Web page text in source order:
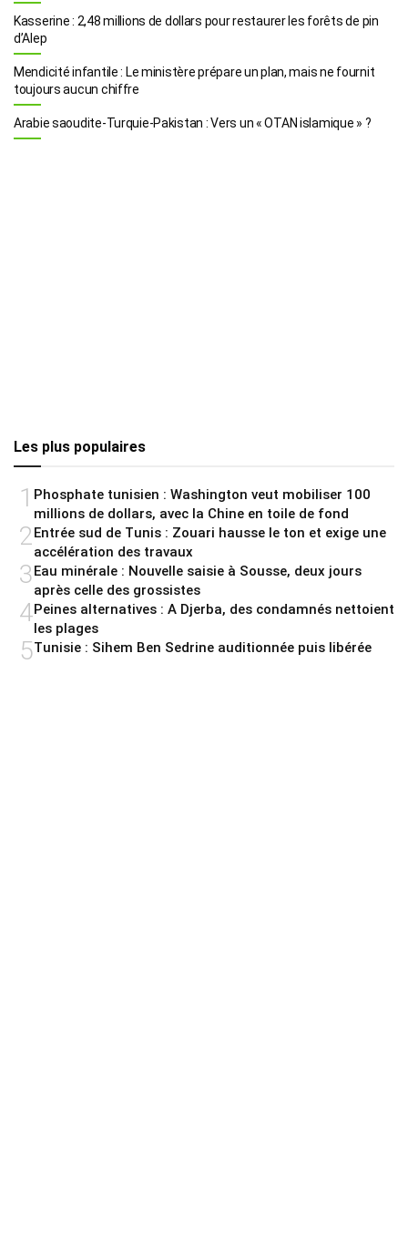
Kasserine : 2,48 millions de dollars pour restaurer les forêts de pin
d’Alep
Mendicité infantile : Le ministère prépare un plan, mais ne fournit
toujours aucun chiffre
Arabie saoudite-Turquie-Pakistan : Vers un « OTAN islamique » ?
Les plus populaires
1 Phosphate tunisien : Washington veut mobiliser 100
millions de dollars, avec la Chine en toile de fond
2Entrée sud de Tunis : Zouari hausse le ton et exige une
accélération des travaux
3Eau minérale : Nouvelle saisie à Sousse, deux jours
après celle des grossistes
4Peines alternatives : A Djerba, des condamnés nettoient
les plages
5Tunisie : Sihem Ben Sedrine auditionnée puis libérée